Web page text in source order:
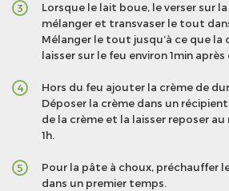
3
Lorsque le lait boue, le verser sur
mélanger et transvaser le tout
Mélanger le tout jusqu’à ce que la
laisser sur le feu environ 1min
4
Hors du feu ajouter la crème de
Déposer la crème dans un
de la crème et la laisser reposer
1h.
5
Pour la pâte à choux, préchauffer
dans un premier temps.